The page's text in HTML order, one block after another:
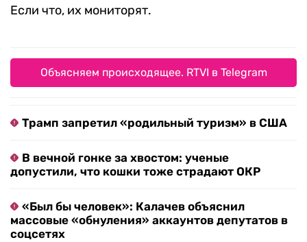
Если что, их мониторят.
Объясняем происходящее. RTVI в Telegram
Трамп запретил «родильный туризм» в США
В вечной гонке за хвостом: ученые
допустили, что кошки тоже страдают ОКР
«Был бы человек»: Калачев объяснил
массовые «обнуления» аккаунтов депутатов в
соцсетях